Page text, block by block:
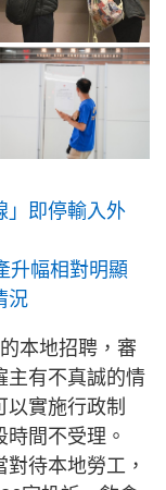
」即停輸入外
升幅相對明顯
況
本地招聘，審
主有不真誠的情
實施行政制
間不受理。
待本地勞工，